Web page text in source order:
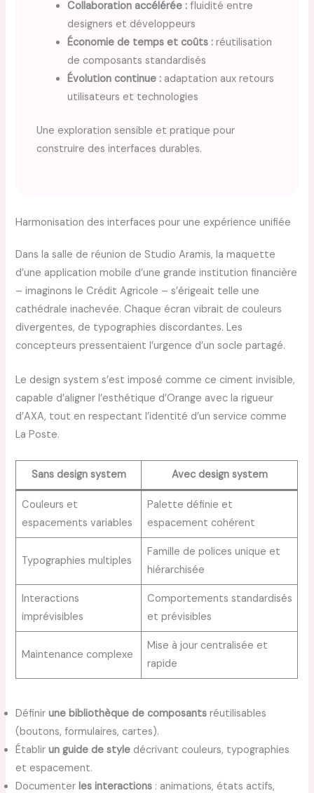
Collaboration accélérée : fluidité entre
designers et développeurs
Économie de temps et coûts : réutilisation
de composants standardisés
Évolution continue : adaptation aux retours
utilisateurs et technologies
Une exploration sensible et pratique pour
construire des interfaces durables.
Harmonisation des interfaces pour une expérience unifiée
Dans la salle de réunion de Studio Aramis, la maquette
d’une application mobile d’une grande institution financière
– imaginons le Crédit Agricole – s’érigeait telle une
cathédrale inachevée. Chaque écran vibrait de couleurs
divergentes, de typographies discordantes. Les
concepteurs pressentaient l’urgence d’un socle partagé.
Le design system s’est imposé comme ce ciment invisible,
capable d’aligner l’esthétique d’Orange avec la rigueur
d’AXA, tout en respectant l’identité d’un service comme
La Poste.
Sans design system Avec design system
Couleurs et
espacements variables
Palette définie et
espacement cohérent
Typographies multiples
Famille de polices unique et
hiérarchisée
Interactions
imprévisibles
Comportements standardisés
et prévisibles
Maintenance complexe
Mise à jour centralisée et
rapide
Définirune bibliothèque de composants réutilisables
(boutons, formulaires, cartes).
Établirun guide de style décrivant couleurs, typographies
et espacement.
Documenter les interactions : animations, états actifs,